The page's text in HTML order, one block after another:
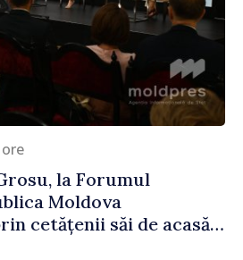
ore
la Forumul
Moldova
cetățenii săi de acasă